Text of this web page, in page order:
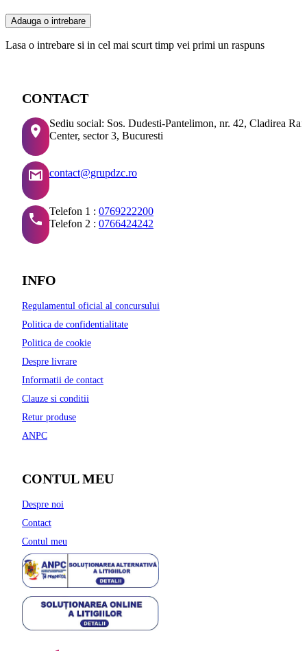
Adauga o intrebare
Lasa o intrebare si in cel mai scurt timp vei primi un raspuns
CONTACT
Sediu social: Sos. Dudesti-Pantelimon, nr. 42, Cladirea
Center, sector 3, Bucuresti
contact@grupdzc.ro
Telefon 1 : 0769222200
Telefon 2 : 0766424242
INFO
Regulamentul oficial al concursului
Politica de confidentialitate
Politica de cookie
Despre livrare
Informatii de contact
Clauze si conditii
Retur produse
ANPC
CONTUL MEU
Despre noi
Contact
Contul meu